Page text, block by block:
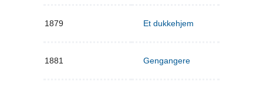
1879 Et dukkehjem
1881 Gengangere